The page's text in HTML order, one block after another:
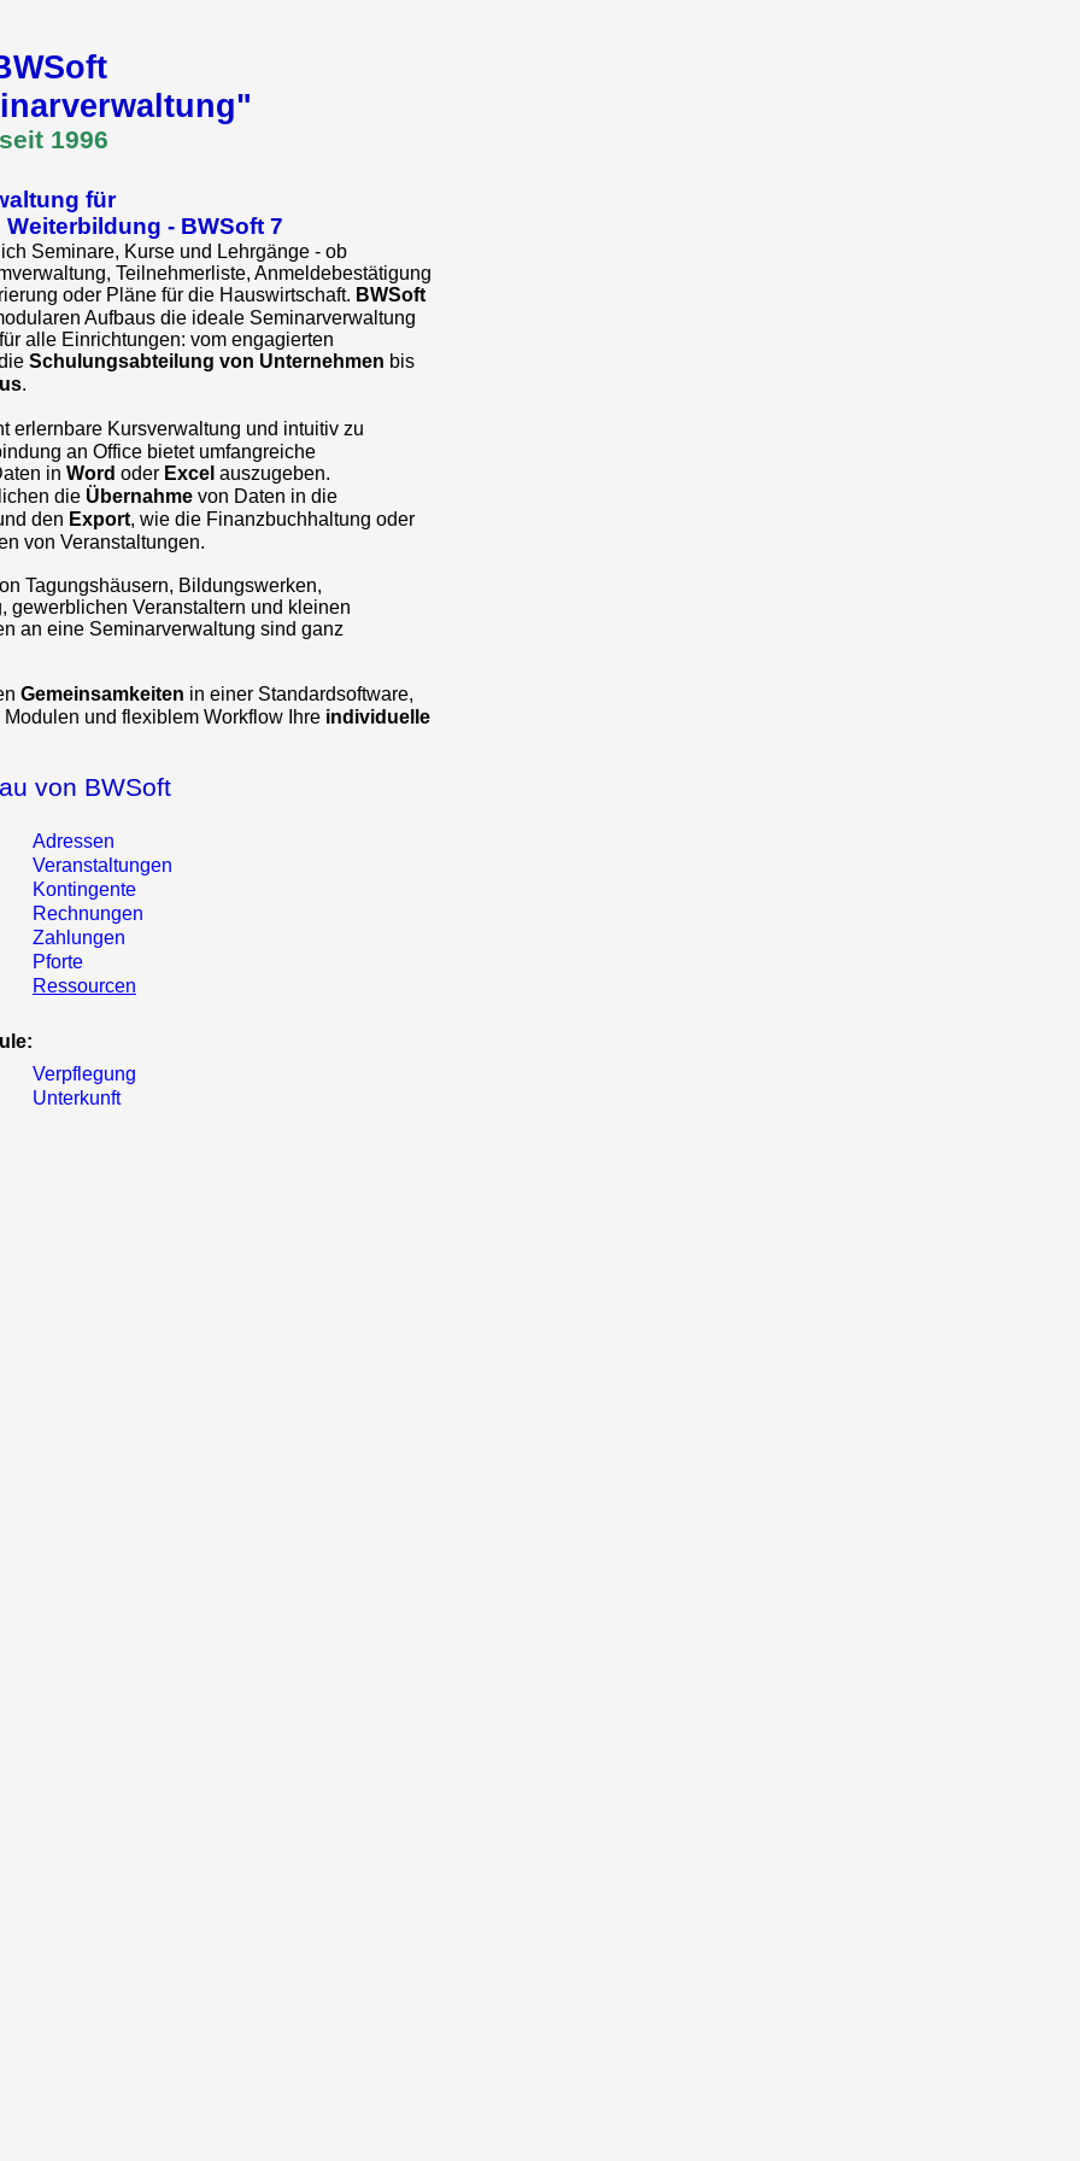
für
- BWSoft 7
Seminare, Kurse und Lehrgänge - ob
Teilnehmerliste, Anmeldebestätigung
oder Pläne für die Hauswirtschaft. BWSoft
Aufbaus die ideale Seminarverwaltung
alle Einrichtungen: vom engagierten
Schulungsabteilung von Unternehmen bis
.
erlernbare Kursverwaltung und intuitiv zu
an Office bietet umfangreiche
in Word oder Excel auszugeben.
die Übernahme von Daten in die
den Export, wie die Finanzbuchhaltung oder
von Veranstaltungen.
Tagungshäusern, Bildungswerken,
gewerblichen Veranstaltern und kleinen
an eine Seminarverwaltung sind ganz
Gemeinsamkeiten in einer Standardsoftware,
und flexiblem Workflow Ihre individuelle
von BWSoft
1996
Adressen
Veranstaltungen
Kontingente
Rechnungen
Zahlungen
Pforte
Ressourcen
Verpflegung
Unterkunft